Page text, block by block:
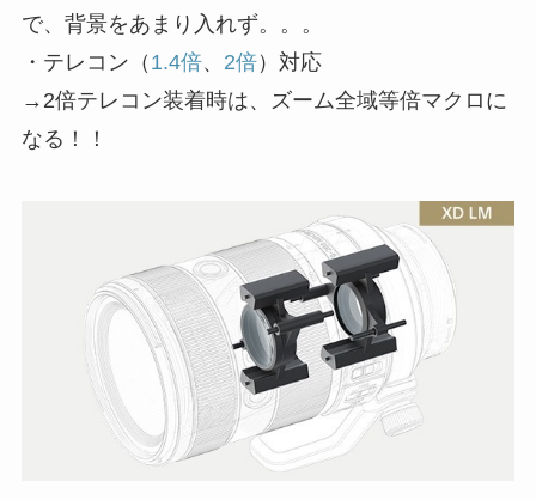
で、背景をあまり入れず。。。
・テレコン（ 1.4倍、 2倍）対応
→2倍テレコン装着時は、ズーム全域等倍マクロに
なる！！